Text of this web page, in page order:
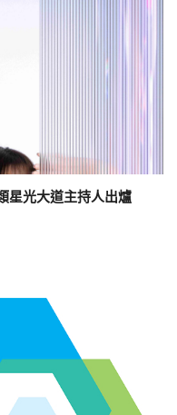
星光大道主持人出爐